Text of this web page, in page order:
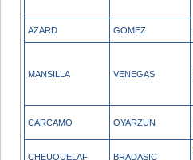
AZARD GOMEZ
MANSILLA VENEGAS
CARCAMO OYARZUN
CHEUQUELAF BRADASIC